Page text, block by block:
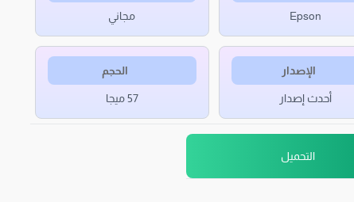
Epson مجاني
الإصدار
أحدث إصدار
الحجم
57 ميجا
التحميل